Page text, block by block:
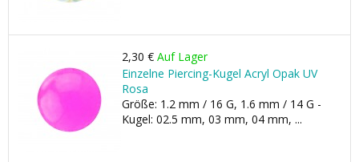
2,30 € Auf Lager
Einzelne Piercing-Kugel Acryl Opak UV
Rosa
Größe: 1.2 mm / 16 G, 1.6 mm / 14 G -
Kugel: 02.5 mm, 03 mm, 04 mm, ...